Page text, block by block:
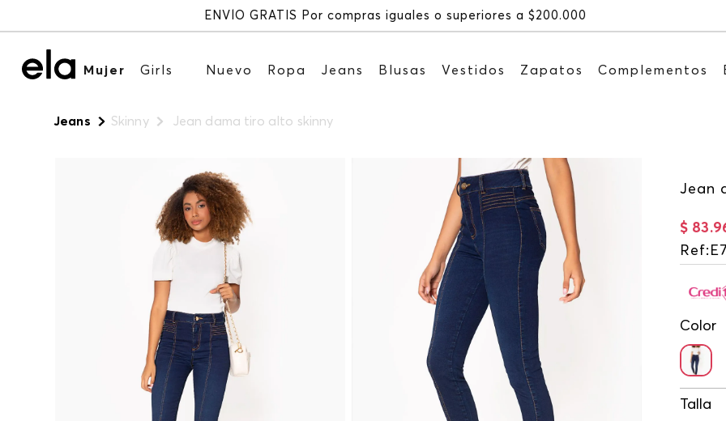
Recibe: 15%OFF
Mujer Girls Nuevo Ropa Jeans Blusas Vestidos Zapatos Complementos
Jeans Skinny Jean dama tiro alto skinny
Jean
$ 83.
Ref:
Color
Talla